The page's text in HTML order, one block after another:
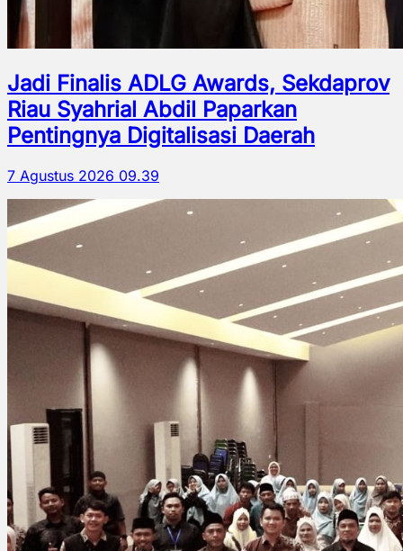
Jadi Finalis ADLG Awards, Sekdaprov
Riau Syahrial Abdil Paparkan
Pentingnya Digitalisasi Daerah
7 Agustus 2026 09.39